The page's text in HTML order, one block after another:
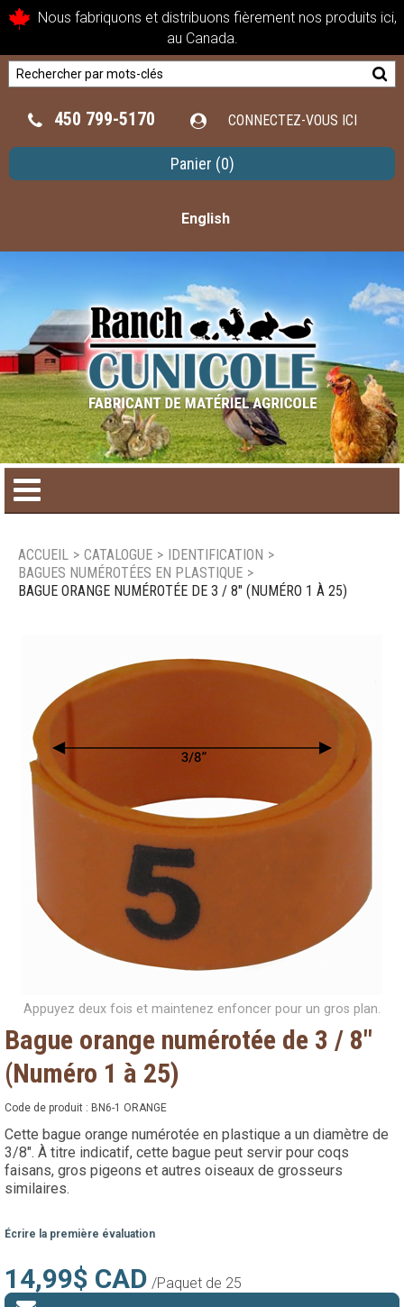
Nous fabriquons et distribuons fièrement nos produits ici,
au Canada.
450 799-5170 CONNECTEZ-VOUS ICI
Panier (0)
English
Catalogue de produit
Nous joindre
ACCUEIL > CATALOGUE > IDENTIFICATION >
BAGUES NUMÉROTÉES EN PLASTIQUE >
BAGUE ORANGE NUMÉROTÉE DE 3 / 8" (NUMÉRO 1 À 25)
Appuyez deux fois et maintenez enfoncer pour un gros plan.
Bague orange numérotée de 3 / 8"
(Numéro 1 à 25)
Code de produit : BN6-1 ORANGE
Cette bague orange numérotée en plastique a un diamètre de
3/8". À titre indicatif, cette bague peut servir pour coqs
faisans, gros pigeons et autres oiseaux de grosseurs
similaires.
Écrire la première évaluation
14,99$ CAD /Paquet de 25